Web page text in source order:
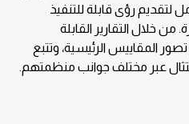
لتقديم رؤى قابلة للتنفيذ
من خلال التقارير القابلة
المقاييس الرئيسية، وتتبع
عبر مختلف جوانب منظمتهم.